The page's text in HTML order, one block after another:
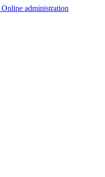
Online administration